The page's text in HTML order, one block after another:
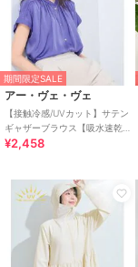
期間限定SALE
アー・ヴェ・ヴェ
【接触冷感/UVカット】サテン
ギャザーブラウス【吸水速乾/
イージーケア】
¥2,458